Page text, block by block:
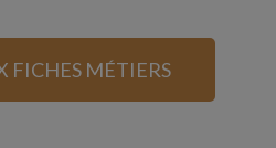
FICHES MÉTIERS